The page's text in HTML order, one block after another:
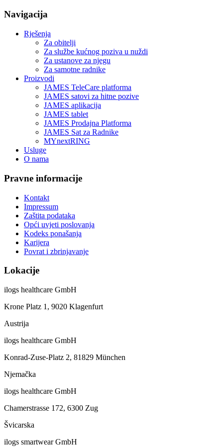
Navigacija
Rješenja
Za obitelji
Za službe kućnog poziva u nuždi
Za ustanove za njegu
Za samotne radnike
Proizvodi
JAMES TeleCare platforma
JAMES satovi za hitne pozive
JAMES aplikacija
JAMES tablet
JAMES Prodajna Platforma
JAMES Sat za Radnike
MYnextRING
Usluge
O nama
Pravne informacije
Kontakt
Impressum
Zaštita podataka
Opći uvjeti poslovanja
Kodeks ponašanja
Karijera
Povrat i zbrinjavanje
Lokacije
ilogs healthcare GmbH
Krone Platz 1, 9020 Klagenfurt
Austrija
ilogs healthcare GmbH
Konrad-Zuse-Platz 2, 81829 München
Njemačka
ilogs healthcare GmbH
Chamerstrasse 172, 6300 Zug
Švicarska
ilogs smartwear GmbH